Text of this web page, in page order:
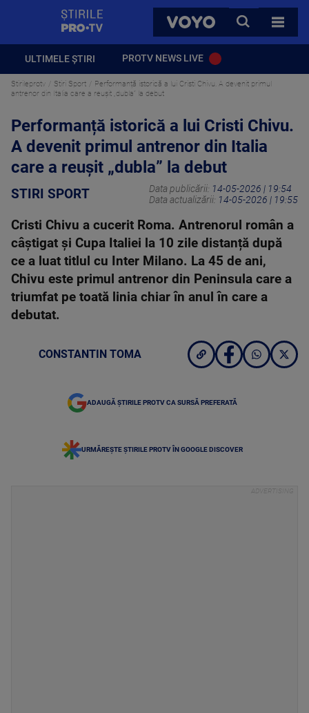
VOYO
CAUTA
TOATE
ULTIMELE ȘTIRI PROTV NEWS LIVE
Stirileprotv Stiri Sport
Performanță istorică a lui Cristi Chivu. A devenit primul
antrenor din Italia care a reușit „dubla” la debut
Performanță istorică a lui Cristi Chivu.
A devenit primul antrenor din Italia
care a reușit „dubla” la debut
STIRI SPORT Data publicării: 14-05-2026 | 19:54
Data actualizării: 14-05-2026 | 19:55
Cristi Chivu a cucerit Roma. Antrenorul român a
câștigat și Cupa Italiei la 10 zile distanță după
ce a luat titlul cu Inter Milano. La 45 de ani,
Chivu este primul antrenor din Peninsula care a
triumfat pe toată linia chiar în anul în care a
debutat.
CONSTANTIN TOMA
ADAUGĂ ȘTIRILE PROTV CA SURSĂ PREFERATĂ
URMĂREȘTE ȘTIRILE PROTV ÎN GOOGLE DISCOVER